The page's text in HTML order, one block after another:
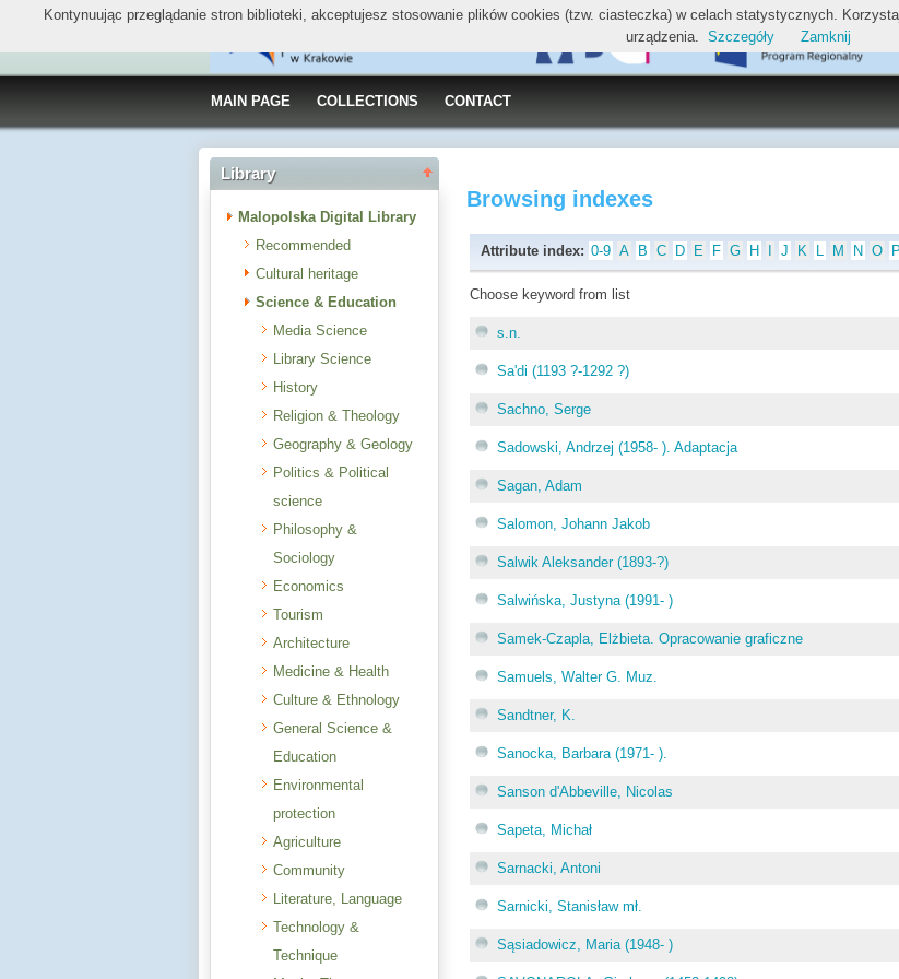
MAIN PAGE COLLECTIONS CONTACT
Library
Malopolska Digital Library
Recommended
Cultural heritage
Science & Education
Media Science
Library Science
History
Religion & Theology
Geography & Geology
Politics & Political
science
Philosophy &
Sociology
Economics
Tourism
Architecture
Medicine & Health
Culture & Ethnology
General Science &
Education
Environmental
protection
Agriculture
Community
Literature, Language
Technology &
Technique
Browsing indexes
Attribute index: 0-9 A B C D E F G H J K L M N O P
Choose keyword from list
s.n.
Sa'di (1193 ?-1292 ?)
Sachno, Serge
Sadowski, Andrzej (1958- ). Adaptacja
Sagan, Adam
Salomon, Johann Jakob
Salwik Aleksander (1893-?)
Salwińska, Justyna (1991- )
Samek-Czapla, Elżbieta. Opracowanie graficzne
Samuels, Walter G. Muz.
Sandtner, K.
Sanocka, Barbara (1971- ).
Sanson d'Abbeville, Nicolas
Sapeta, Michał
Sarnacki, Antoni
Sarnicki, Stanisław mł.
Sąsiadowicz, Maria (1948- )
Kontynuując przeglądanie stron biblioteki, akceptujesz stosowanie plików cookies (tzw. ciasteczka) w celach statystycznych.
urządzenia. Szczegóły Zamknij